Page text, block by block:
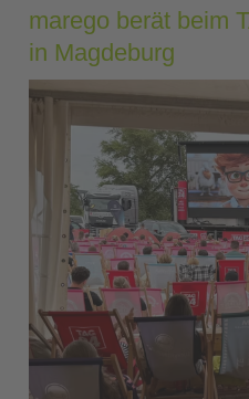
marego berät beim
in Magdeburg